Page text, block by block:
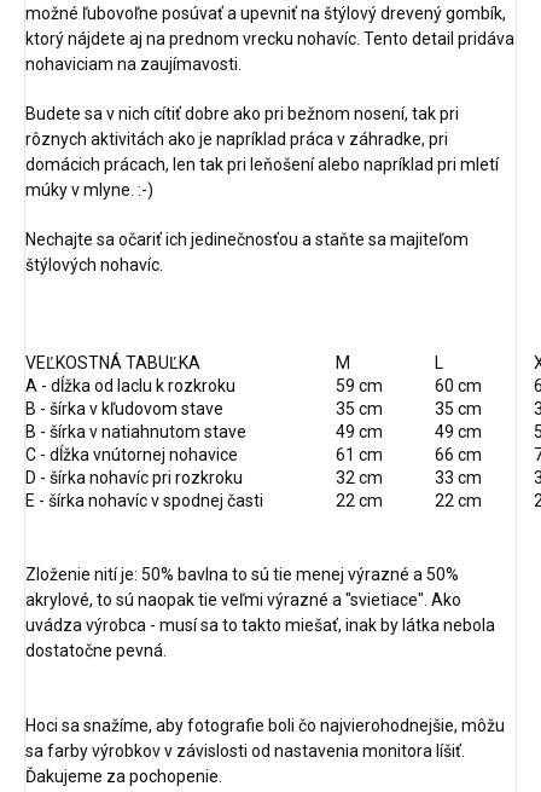
možné ľubovoľne posúvať a upevniť na štýlový drevený gombík,
ktorý nájdete aj na prednom vrecku nohavíc. Tento detail pridáva
nohaviciam na zaujímavosti.
Budete sa v nich cítiť dobre ako pri bežnom nosení, tak pri
rôznych aktivitách ako je napríklad práca v záhradke, pri
domácich prácach, len tak pri leňošení alebo napríklad pri mletí
múky v mlyne. :-)
Nechajte sa očariť ich jedinečnosťou a staňte sa majiteľom
štýlových nohavíc.
VEĽKOSTNÁ TABUĽKA M L
A - dĺžka od laclu k rozkroku
59 cm 60 cm
B - šírka v kľudovom stave
35 cm 35 cm
B - šírka v natiahnutom stave
49 cm 49 cm
C - dĺžka vnútornej nohavice
61 cm 66 cm
D - šírka nohavíc pri rozkroku
32 cm 33 cm
E - šírka nohavíc v spodnej časti
22 cm 22 cm
Zloženie nití je: 50% bavlna to sú tie menej výrazné a 50%
akrylové, to sú naopak tie veľmi výrazné a "svietiace". Ako
uvádza výrobca - musí sa to takto miešať, inak by látka nebola
dostatočne pevná.
Hoci sa snažíme, aby fotografie boli čo najvierohodnejšie, môžu
sa farby výrobkov v závislosti od nastavenia monitora líšiť.
Ďakujeme za pochopenie.